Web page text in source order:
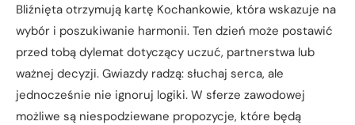
Bliźnięta otrzymują kartę Kochankowie, która wskazuje na
wybór i poszukiwanie harmonii. Ten dzień może postawić
przed tobą dylemat dotyczący uczuć, partnerstwa lub
ważnej decyzji. Gwiazdy radzą: słuchaj serca, ale
jednocześnie nie ignoruj logiki. W sferze zawodowej
możliwe są niespodziewane propozycje, które będą